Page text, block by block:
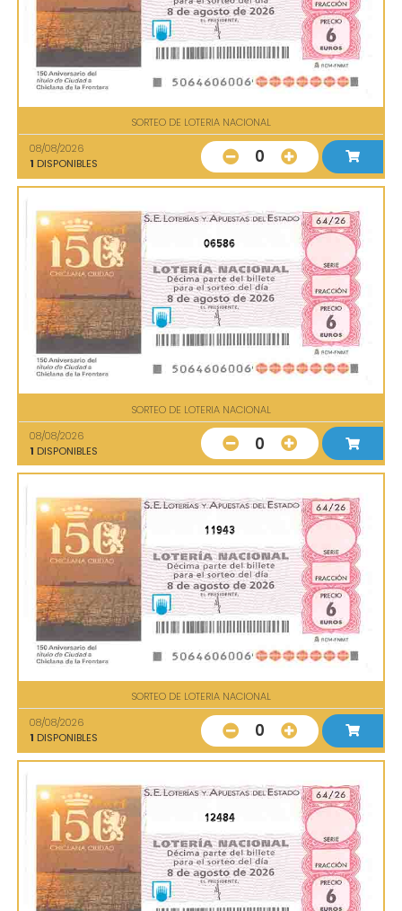
SORTEO DE LOTERIA NACIONAL
08/08/2026
1 DISPONIBLES 0
06586
SORTEO DE LOTERIA NACIONAL
08/08/2026
1 DISPONIBLES 0
11943
SORTEO DE LOTERIA NACIONAL
08/08/2026
1 DISPONIBLES 0
12484